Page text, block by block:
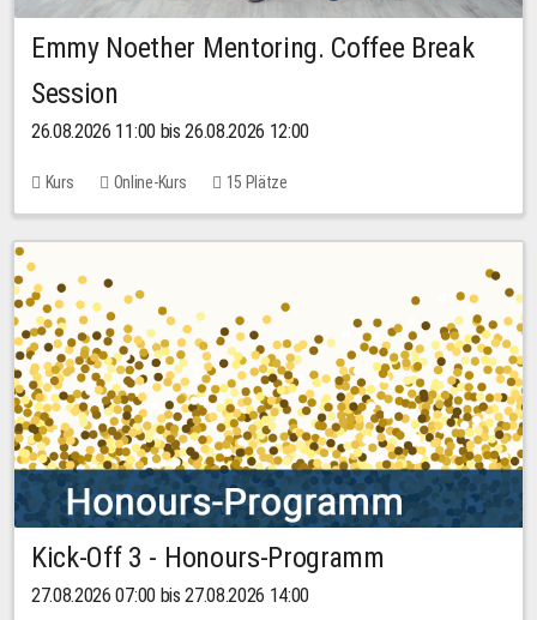
Emmy Noether Mentoring. Coffee Break
Session
26.08.2026 11:00 bis 26.08.2026 12:00
Kurs Online-Kurs 15 Plätze
Kick-Off 3 - Honours-Programm
27.08.2026 07:00 bis 27.08.2026 14:00